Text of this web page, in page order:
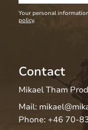
Your personal
policy.
Contact
Mikael Tham
Mail:
Phone: +46 70-